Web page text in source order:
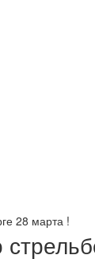
28 марта !